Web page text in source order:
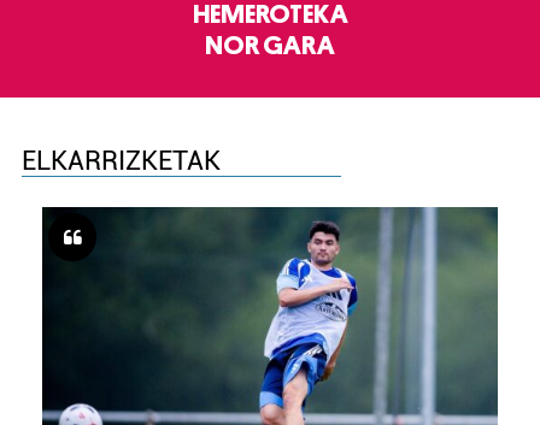
HEMEROTEKA
NOR GARA
ELKARRIZKETAK